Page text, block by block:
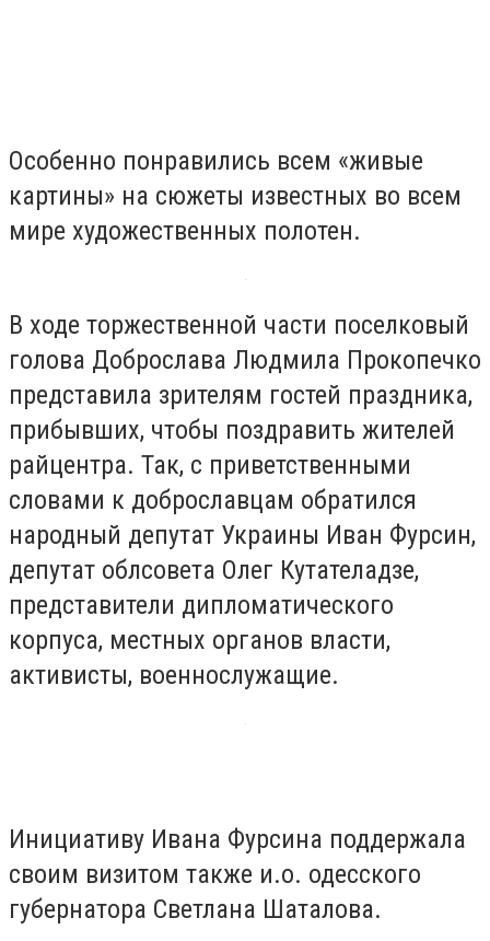
Особенно понравились всем «живые
картины» на сюжеты известных во всем
мире художественных полотен.
В ходе торжественной части поселковый
голова Доброслава Людмила Прокопечко
представила зрителям гостей праздника,
прибывших, чтобы поздравить жителей
райцентра. Так, с приветственными
словами к доброславцам обратился
народный депутат Украины Иван Фурсин,
депутат облсовета Олег Кутателадзе,
представители дипломатического
корпуса, местных органов власти,
активисты, военнослужащие.
Инициативу Ивана Фурсина поддержала
своим визитом также и.о. одесского
губернатора Светлана Шаталова.